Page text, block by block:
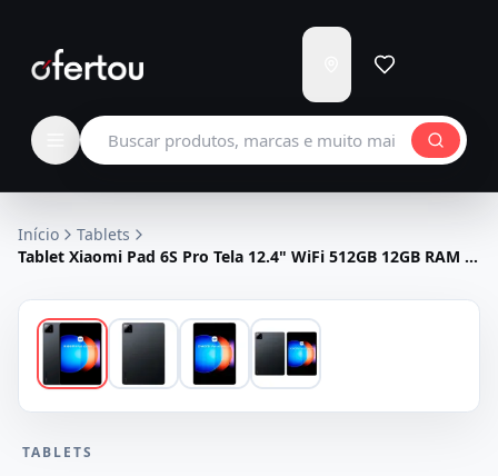
para
Carregando...
Buscar produtos
Início
Tablets
Tablet Xiaomi Pad 6S Pro Tela 12.4" WiFi 512GB 12GB RAM -
TABLETS